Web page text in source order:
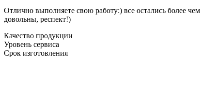
Отлично выполняете свою работу:) все остались более чем
довольны, респект!)
Качество продукции
Уровень сервиса
Срок изготовления